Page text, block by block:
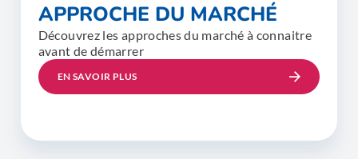
APPROCHE DU MARCHÉ
Découvrez les approches du marché à connaitre
avant de démarrer
EN SAVOIR PLUS